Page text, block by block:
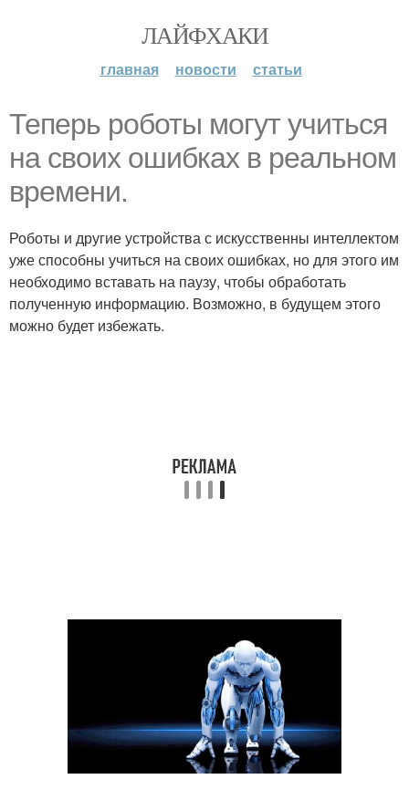
ЛАЙФХАКИ
главная новости статьи
Теперь роботы могут учиться
на своих ошибках в реальном
времени.
Роботы и другие устройства с искусственны интеллектом
уже способны учиться на своих ошибках, но для этого им
необходимо вставать на паузу, чтобы обработать
полученную информацию. Возможно, в будущем этого
можно будет избежать.